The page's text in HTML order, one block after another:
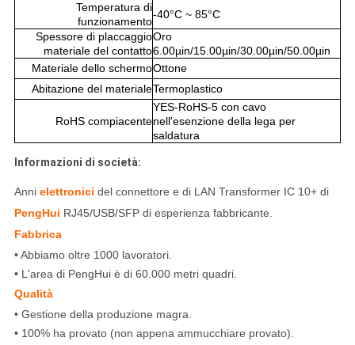
Temperatura di
funzionamento
-40°C ~ 85°C
Spessore di placcaggio
materiale del contatto
Oro
6.00µin/15.00µin/30.00µin/50.00µin
Materiale dello schermoOttone
Abitazione del materialeTermoplastico
RoHS compiacente
YES-RoHS-5 con cavo
nell'esenzione della lega per
saldatura
Informazioni di società:
Annielettronici del connettore e di LAN Transformer IC 10+ di
PengHui RJ45/USB/SFP di esperienza fabbricante.
Fabbrica
• Abbiamo oltre 1000 lavoratori.
• L'area di PengHui è di 60.000 metri quadri.
Qualità
• Gestione della produzione magra.
• 100% ha provato (non appena ammucchiare provato).